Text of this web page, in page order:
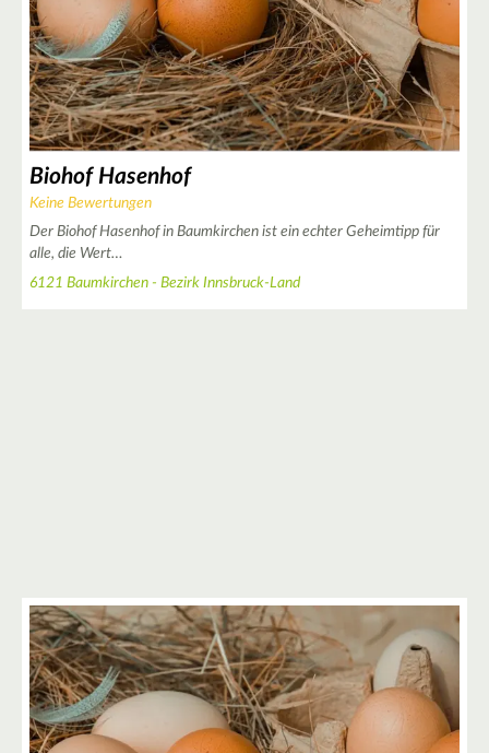
Biohof Hasenhof
Keine Bewertungen
Der Biohof Hasenhof in Baumkirchen ist ein echter Geheimtipp für
alle, die Wert…
6121 Baumkirchen - Bezirk Innsbruck-Land
4
3
3
2
3
5